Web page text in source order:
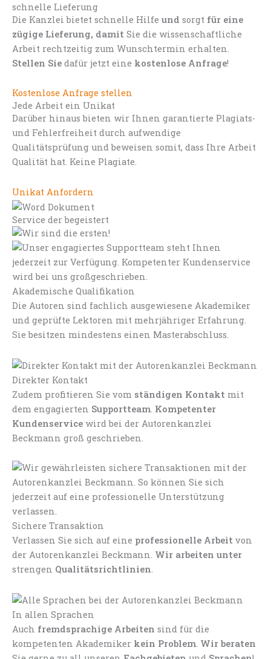
schnelle Lieferung
Die Kanzlei bietet schnelle Hilfe und sorgt für eine
zügige Lieferung, damit Sie die wissenschaftliche
Arbeit rechtzeitig zum Wunschtermin erhalten.
Stellen Sie dafür jetzt eine kostenlose Anfrage!
Kostenlose Anfrage stellen
Jede Arbeit ein Unikat
Darüber hinaus bieten wir Ihnen garantierte Plagiats-
und Fehlerfreiheit durch aufwendige
Qualitätsprüfung und beweisen somit, dass Ihre Arbeit
Qualität hat. Keine Plagiate.
Unikat Anfordern
Service der begeistert
Akademische Qualifikation
Die Autoren sind fachlich ausgewiesene Akademiker
und geprüfte Lektoren mit mehrjähriger Erfahrung.
Sie besitzen mindestens einen Masterabschluss.
Direkter Kontakt
Zudem profitieren Sie vom ständigen Kontakt mit
dem engagierten Supportteam. Kompetenter
Kundenservice wird bei der Autorenkanzlei
Beckmann groß geschrieben.
Sichere Transaktion
Verlassen Sie sich auf eine professionelle Arbeit von
der Autorenkanzlei Beckmann. Wir arbeiten unter
strengen Qualitätsrichtlinien.
In allen Sprachen
Auch fremdsprachige Arbeiten sind für die
kompetenten Akademiker kein Problem. Wir beraten